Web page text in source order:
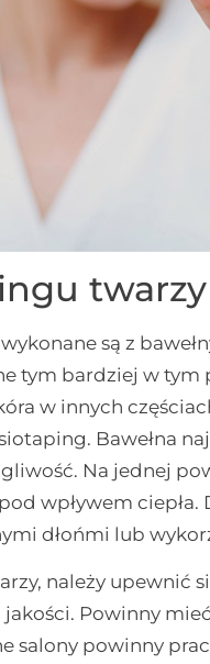
są z
tym bardziej w
w innych
Bawełna
Na jednej
wpływem
dłońmi lub
należy upewnić
Powinny mieć
salony powinny